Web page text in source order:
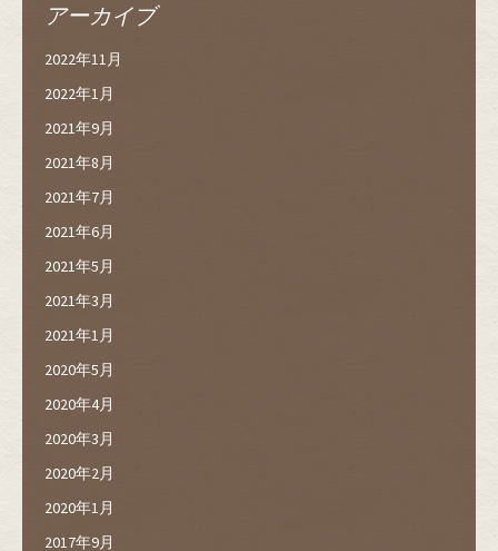
アーカイブ
2022年11月
2022年1月
2021年9月
2021年8月
2021年7月
2021年6月
2021年5月
2021年3月
2021年1月
2020年5月
2020年4月
2020年3月
2020年2月
2020年1月
2017年9月